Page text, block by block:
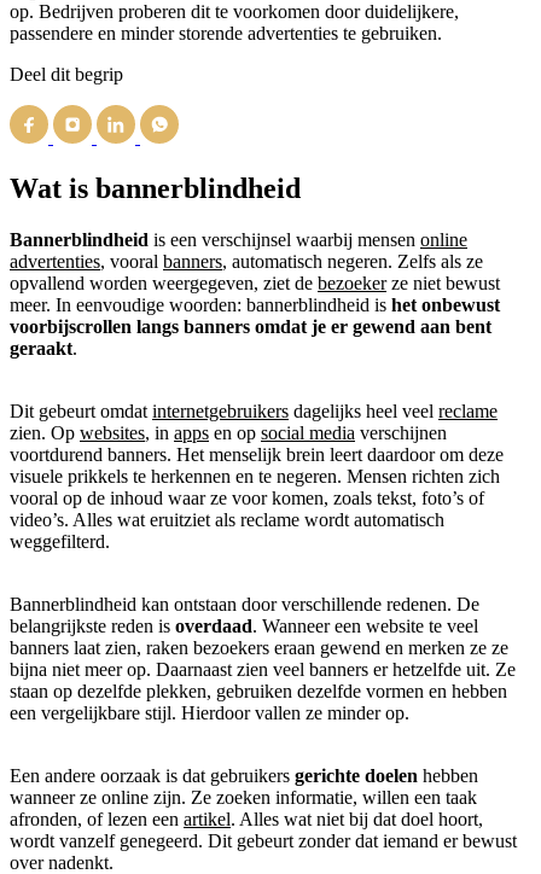
op. Bedrijven proberen dit te voorkomen door duidelijkere,
passendere en minder storende advertenties te gebruiken.
Deel dit begrip
Wat is bannerblindheid
Bannerblindheid is een verschijnsel waarbij mensen online
advertenties, vooral banners, automatisch negeren. Zelfs als ze
opvallend worden weergegeven, ziet de bezoekerze niet bewust
meer. In eenvoudige woorden: bannerblindheid is het onbewust
voorbijscrollen langs banners omdat je er gewend aan bent
geraakt.
Dit gebeurt omdat internetgebruikers dagelijks heel veel reclame
zien. Op websites, in apps en op social media verschijnen
voortdurend banners. Het menselijk brein leert daardoor om deze
visuele prikkels te herkennen en te negeren. Mensen richten zich
vooral op de inhoud waar ze voor komen, zoals tekst, foto’s of
video’s. Alles wat eruitziet als reclame wordt automatisch
weggefilterd.
Bannerblindheid kan ontstaan door verschillende redenen. De
belangrijkste reden is overdaad. Wanneer een website te veel
banners laat zien, raken bezoekers eraan gewend en merken ze ze
bijna niet meer op. Daarnaast zien veel banners er hetzelfde uit. Ze
staan op dezelfde plekken, gebruiken dezelfde vormen en hebben
een vergelijkbare stijl. Hierdoor vallen ze minder op.
Een andere oorzaak is dat gebruikers gerichte doelen hebben
wanneer ze online zijn. Ze zoeken informatie, willen een taak
afronden, of lezen een artikel. Alles wat niet bij dat doel hoort,
wordt vanzelf genegeerd. Dit gebeurt zonder dat iemand er bewust
over nadenkt.